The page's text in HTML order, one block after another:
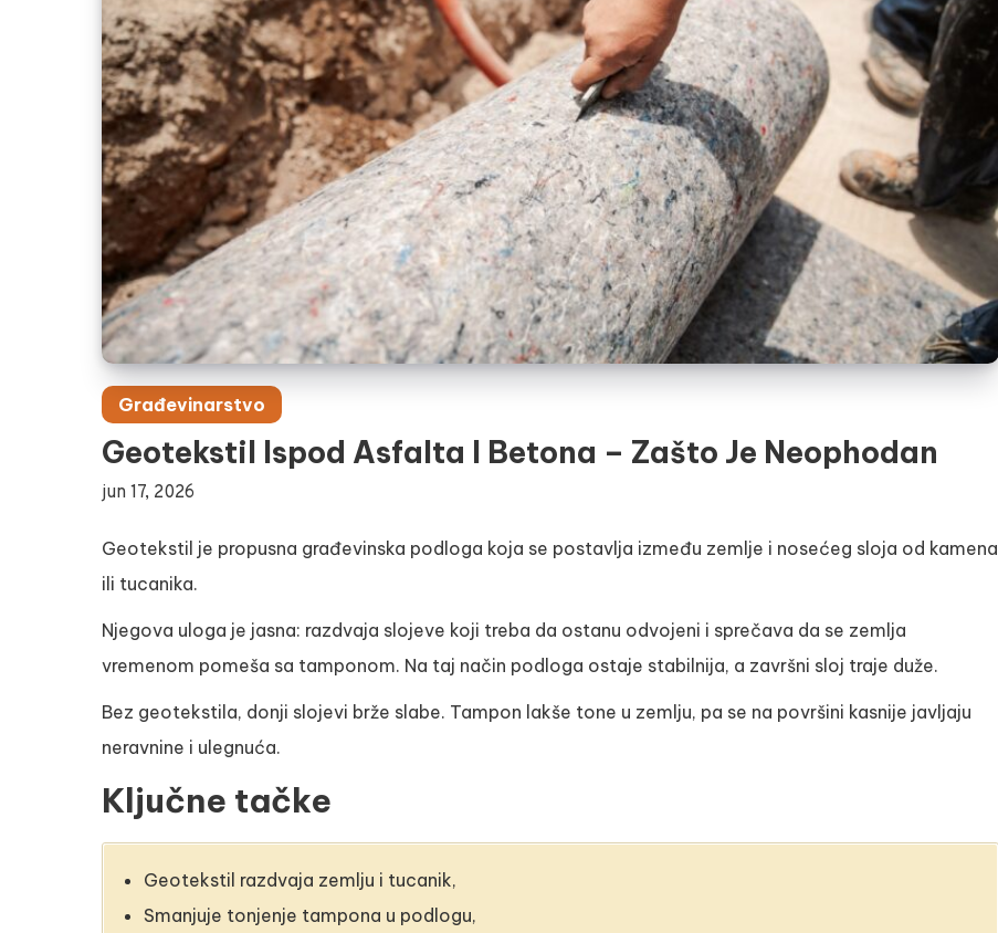
Građevinarstvo
Geotekstil Ispod Asfalta I Betona – Zašto Je Neophodan
jun 17, 2026
Geotekstil je propusna građevinska podloga koja se postavlja između zemlje i nosećeg sloja od kamena
ili tucanika.
Njegova uloga je jasna: razdvaja slojeve koji treba da ostanu odvojeni i sprečava da se zemlja
vremenom pomeša sa tamponom. Na taj način podloga ostaje stabilnija, a završni sloj traje duže.
Bez geotekstila, donji slojevi brže slabe. Tampon lakše tone u zemlju, pa se na površini kasnije javljaju
neravnine i ulegnuća.
Ključne tačke
Geotekstil razdvaja zemlju i tucanik,
Smanjuje tonjenje tampona u podlogu,